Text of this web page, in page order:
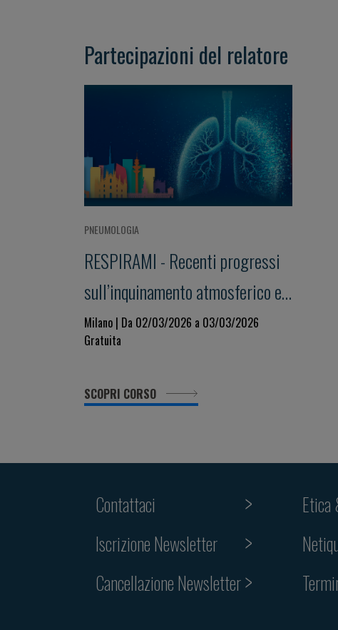
Partecipazioni del relatore
PNEUMOLOGIA
RESPIRAMI - Recenti progressi
sull’inquinamento atmosferico e
sulla salute
Milano | Da 02/03/2026 a 03/03/2026
Gratuita
SCOPRI CORSO
Contattaci
Iscrizione Newsletter
Cancellazione Newsletter
Etica